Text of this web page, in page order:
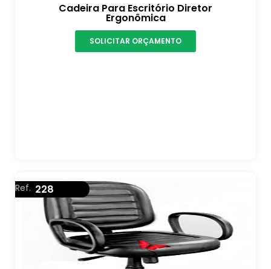
Cadeira Para Escritório Diretor
Ergonômica
SOLICITAR ORÇAMENTO
Ref. 228